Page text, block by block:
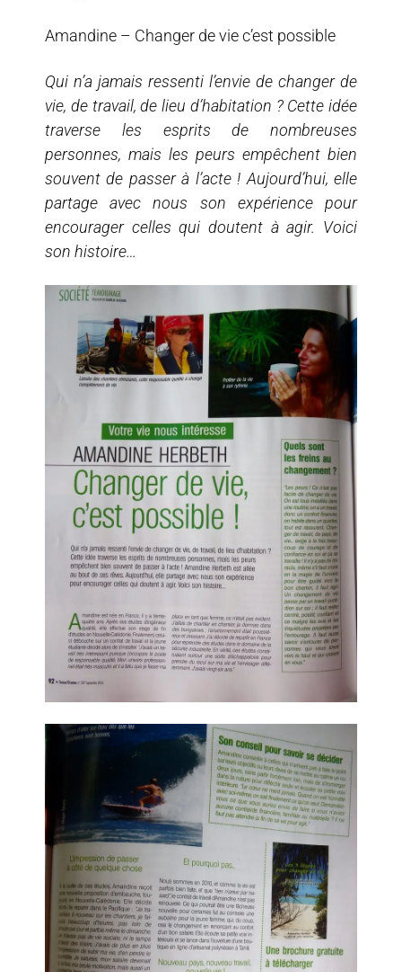
Amandine – Changer de vie c’est possible
Qui n’a jamais ressenti l’envie de changer de
vie, de travail, de lieu d’habitation ? Cette idée
traverse les esprits de nombreuses
personnes, mais les peurs empêchent bien
souvent de passer à l’acte ! Aujourd’hui, elle
partage avec nous son expérience pour
encourager celles qui doutent à agir. Voici
son histoire…